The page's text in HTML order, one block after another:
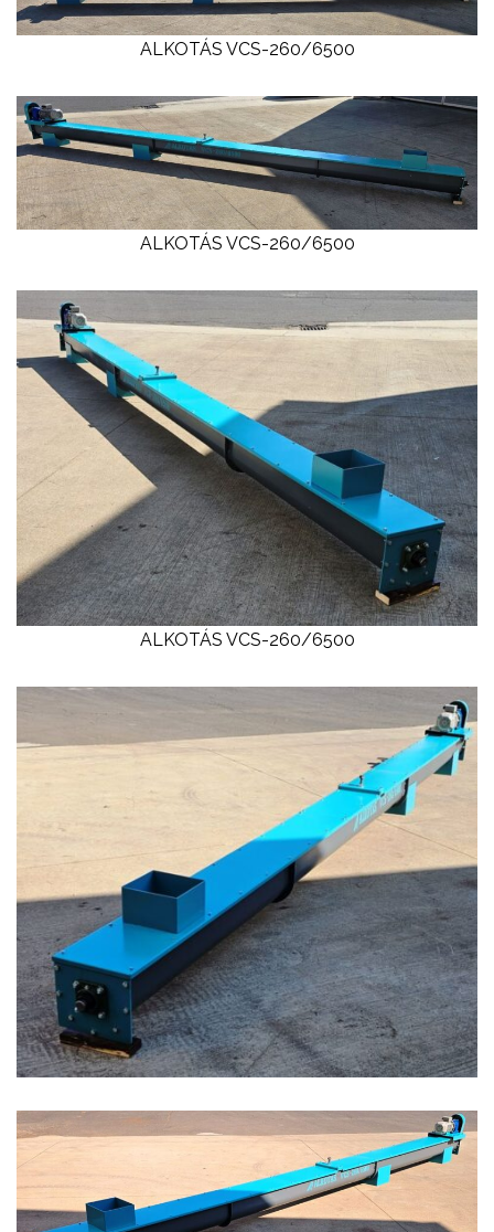
ALKOTÁS VCS-260/6500
ALKOTÁS VCS-260/6500
ALKOTÁS VCS-260/6500